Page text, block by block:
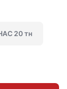
20 тн